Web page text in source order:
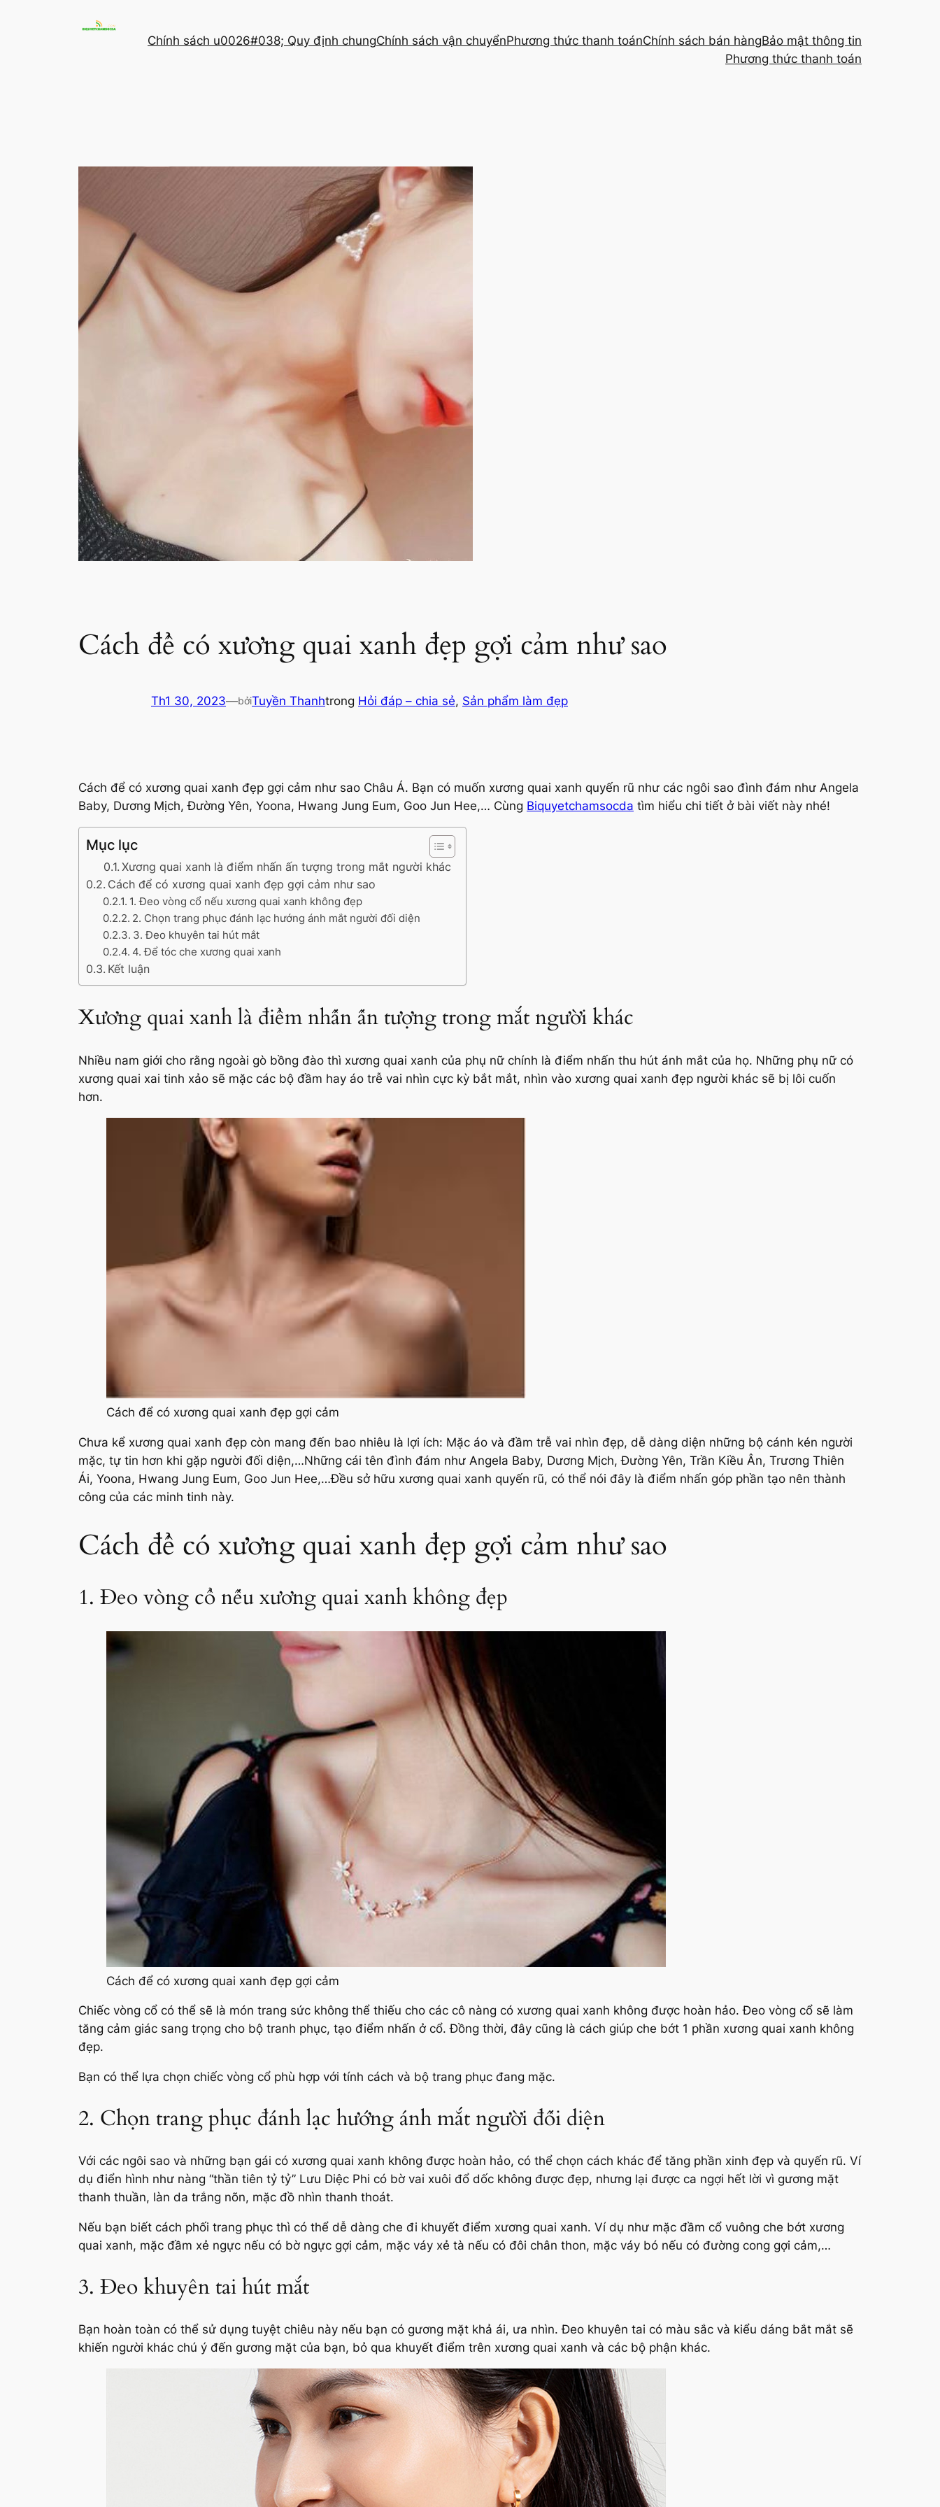
Chính sách u0026#038; Quy định chungChính sách vận chuyểnPhương thức thanh toánChính sách bán hàngBảo mật thông tin
Phương thức thanh toán
Cách để có xương quai xanh đẹp gợi cảm như sao
Th1 30, 2023—bởiTuyền Thanhtrong Hỏi đáp – chia sẻ, Sản phẩm làm đẹp
Cách để có xương quai xanh đẹp gợi cảm như sao Châu Á. Bạn có muốn xương quai xanh quyến rũ như các ngôi sao đình đám như Angela
Baby, Dương Mịch, Đường Yên, Yoona, Hwang Jung Eum, Goo Jun Hee,… Cùng Biquyetchamsocda tìm hiểu chi tiết ở bài viết này nhé!
Mục lục
Xương quai xanh là điểm nhấn ấn tượng trong mắt người khác
Cách để có xương quai xanh đẹp gợi cảm như sao
1. Đeo vòng cổ nếu xương quai xanh không đẹp
2. Chọn trang phục đánh lạc hướng ánh mắt người đối diện
3. Đeo khuyên tai hút mắt
4. Để tóc che xương quai xanh
Kết luận
Xương quai xanh là điểm nhấn ấn tượng trong mắt người khác
Nhiều nam giới cho rằng ngoài gò bồng đào thì xương quai xanh của phụ nữ chính là điểm nhấn thu hút ánh mắt của họ. Những phụ nữ có
xương quai xai tinh xảo sẽ mặc các bộ đầm hay áo trễ vai nhìn cực kỳ bắt mắt, nhìn vào xương quai xanh đẹp người khác sẽ bị lôi cuốn
hơn.
Cách để có xương quai xanh đẹp gợi cảm
Chưa kể xương quai xanh đẹp còn mang đến bao nhiêu là lợi ích: Mặc áo và đầm trễ vai nhìn đẹp, dễ dàng diện những bộ cánh kén người
mặc, tự tin hơn khi gặp người đối diện,…Những cái tên đình đám như Angela Baby, Dương Mịch, Đường Yên, Trần Kiều Ân, Trương Thiên
Ái, Yoona, Hwang Jung Eum, Goo Jun Hee,…Đều sở hữu xương quai xanh quyến rũ, có thể nói đây là điểm nhấn góp phần tạo nên thành
công của các minh tinh này.
Cách để có xương quai xanh đẹp gợi cảm như sao
1. Đeo vòng cổ nếu xương quai xanh không đẹp
Cách để có xương quai xanh đẹp gợi cảm
Chiếc vòng cổ có thể sẽ là món trang sức không thể thiếu cho các cô nàng có xương quai xanh không được hoàn hảo. Đeo vòng cổ sẽ làm
tăng cảm giác sang trọng cho bộ tranh phục, tạo điểm nhấn ở cổ. Đồng thời, đây cũng là cách giúp che bớt 1 phần xương quai xanh không
đẹp.
Bạn có thể lựa chọn chiếc vòng cổ phù hợp với tính cách và bộ trang phục đang mặc.
2. Chọn trang phục đánh lạc hướng ánh mắt người đối diện
Với các ngôi sao và những bạn gái có xương quai xanh không được hoàn hảo, có thể chọn cách khác để tăng phần xinh đẹp và quyến rũ. Ví
dụ điển hình như nàng “thần tiên tỷ tỷ” Lưu Diệc Phi có bờ vai xuôi đổ dốc không được đẹp, nhưng lại được ca ngợi hết lời vì gương mặt
thanh thuần, làn da trắng nõn, mặc đồ nhìn thanh thoát.
Nếu bạn biết cách phối trang phục thì có thể dễ dàng che đi khuyết điểm xương quai xanh. Ví dụ như mặc đầm cổ vuông che bớt xương
quai xanh, mặc đầm xẻ ngực nếu có bờ ngực gợi cảm, mặc váy xẻ tà nếu có đôi chân thon, mặc váy bó nếu có đường cong gợi cảm,…
3. Đeo khuyên tai hút mắt
Bạn hoàn toàn có thể sử dụng tuyệt chiêu này nếu bạn có gương mặt khả ái, ưa nhìn. Đeo khuyên tai có màu sắc và kiểu dáng bắt mắt sẽ
khiến người khác chú ý đến gương mặt của bạn, bỏ qua khuyết điểm trên xương quai xanh và các bộ phận khác.